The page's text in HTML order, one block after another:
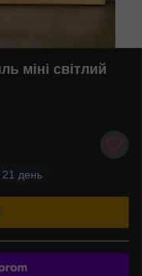
міні світлий
21 день